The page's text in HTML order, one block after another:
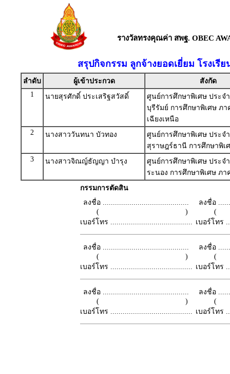
รางวัลทรงคุณค่า สพฐ. OBEC
สรุปกิจกรรม ลูกจ้างยอดเยี่ยม โรงเรี
ลำดับ ผู้เข้าประกวด
สังกัด
1
นายสุรศักดิ์ ประเสริฐสวัสดิ์
ศูนย์การศึกษาพิเศษ ประจ
บุรีรัมย์ การศึกษาพิเศษ ภ
เฉียงเหนือ
2
นางสาววันทนา บัวทอง
ศูนย์การศึกษาพิเศษ ประจ
สุราษฎร์ธานี การศึกษาพิเ
3
นางสาวจิณญ์ธัญญา บำรุง
ศูนย์การศึกษาพิเศษ ประจ
ระนอง การศึกษาพิเศษ ภา
กรรมการตัดสิน
ลงชื่อ ..........................................
( )
เบอร์โทร ........................................
ลงชื่อ
เบอร์โทร
ลงชื่อ ..........................................
( )
เบอร์โทร ........................................
ลงชื่อ
เบอร์โทร
ลงชื่อ ..........................................
( )
เบอร์โทร ........................................
ลงชื่อ
เบอร์โทร